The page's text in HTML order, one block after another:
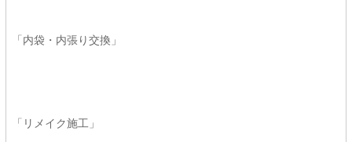
「内袋・内張り交換」
「リメイク施工」